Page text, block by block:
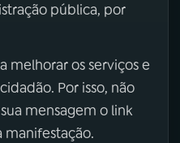
pública, por
melhorar os serviços e
Por isso, não
mensagem o link
manifestação.